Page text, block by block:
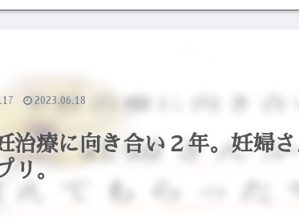
治療に向き合い２年。妊婦
リ。
2023.06.18